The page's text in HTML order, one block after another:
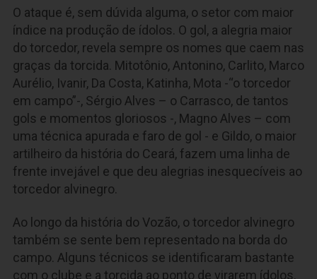
O ataque é, sem dúvida alguma, o setor com maior
índice na produção de ídolos. O gol, a alegria maior
do torcedor, revela sempre os nomes que caem nas
graças da torcida. Mitotônio, Antonino, Carlito, Marco
Aurélio, Ivanir, Da Costa, Katinha, Mota -“o torcedor
em campo”-, Sérgio Alves – o Carrasco, de tantos
gols e momentos gloriosos -, Magno Alves – com
uma técnica apurada e faro de gol - e Gildo, o maior
artilheiro da história do Ceará, fazem uma linha de
frente invejável e que deu alegrias inesquecíveis ao
torcedor alvinegro.
Ao longo da história do Vozão, o torcedor alvinegro
também se sente bem representado na borda do
campo. Alguns técnicos se identificaram bastante
com o clube e a torcida ao ponto de virarem ídolos.